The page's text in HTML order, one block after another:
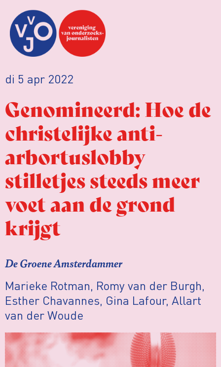
di 5 apr 2022
Genomineerd: Hoe de
christelijke anti-
arbortuslobby
stilletjes steeds meer
voet aan de grond
krijgt
De Groene Amsterdammer
Marieke Rotman, Romy van der Burgh,
Esther Chavannes, Gina Lafour, Allart
van der Woude